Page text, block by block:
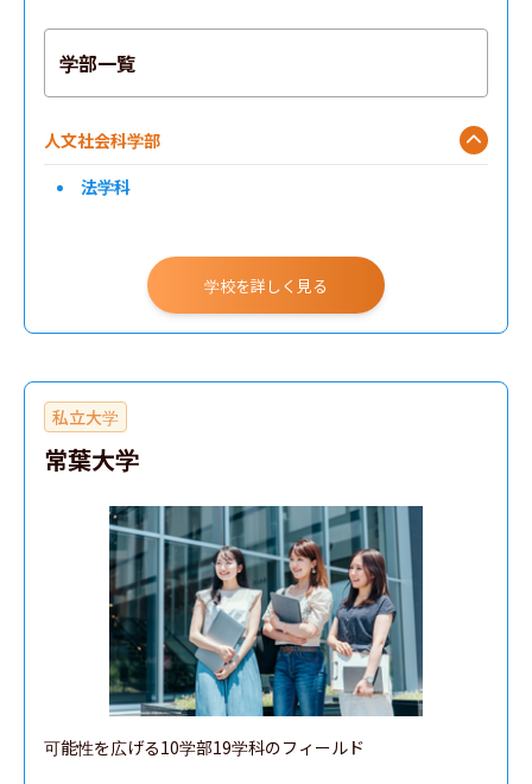
学部一覧
人文社会科学部
法学科
学校を詳しく見る
私立大学
常葉大学
可能性を広げる10学部19学科のフィールド